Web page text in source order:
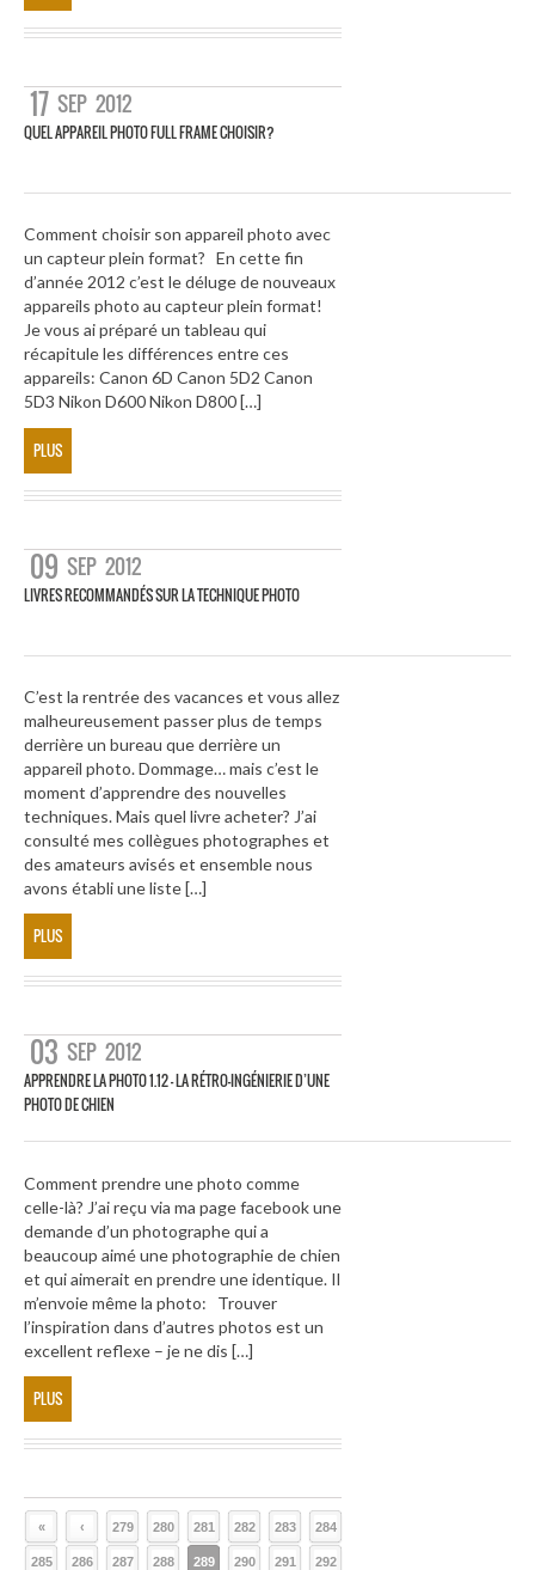
17 SEP 2012
QUEL APPAREIL PHOTO FULL FRAME CHOISIR?
Comment choisir son appareil photo avec
un capteur plein format? En cette fin
d’année 2012 c’est le déluge de nouveaux
appareils photo au capteur plein format!
Je vous ai préparé un tableau qui
récapitule les différences entre ces
appareils: Canon 6D Canon 5D2 Canon
5D3 Nikon D600 Nikon D800 […]
PLUS
09 SEP 2012
LIVRES RECOMMANDÉS SUR LA TECHNIQUE PHOTO
C’est la rentrée des vacances et vous allez
malheureusement passer plus de temps
derrière un bureau que derrière un
appareil photo. Dommage… mais c’est le
moment d’apprendre des nouvelles
techniques. Mais quel livre acheter? J’ai
consulté mes collègues photographes et
des amateurs avisés et ensemble nous
avons établi une liste […]
PLUS
03 SEP 2012
APPRENDRE LA PHOTO 1.12 – LA RÉTRO-INGÉNIERIE D’UNE
PHOTO DE CHIEN
Comment prendre une photo comme
celle-là? J’ai reçu via ma page facebook une
demande d’un photographe qui a
beaucoup aimé une photographie de chien
et qui aimerait en prendre une identique. Il
m’envoie même la photo: Trouver
l’inspiration dans d’autres photos est un
excellent reflexe – je ne dis […]
PLUS
« ‹ 279 280 281 282 283 284
285 286 287 288 289 290 291 292